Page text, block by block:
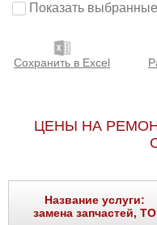
Показать выбранные
Сохранить в Excel
ЦЕНЫ НА
Название услуги:
замена запчастей, ТО